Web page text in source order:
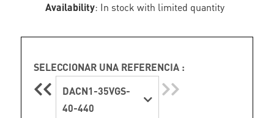
Availability: In stock with limited quantity
SELECCIONAR UNA REFERENCIA :
DACN1-35VGS-
40-440